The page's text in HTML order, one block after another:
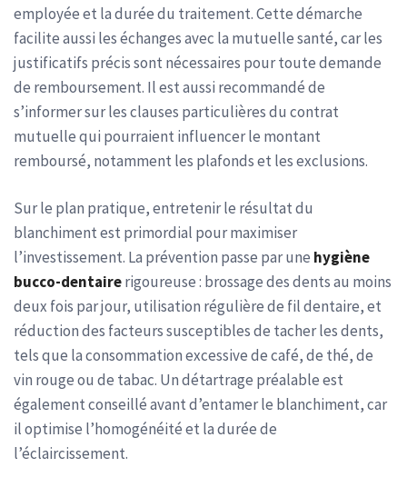
employée et la durée du traitement. Cette démarche
facilite aussi les échanges avec la mutuelle santé, car les
justificatifs précis sont nécessaires pour toute demande
de remboursement. Il est aussi recommandé de
s’informer sur les clauses particulières du contrat
mutuelle qui pourraient influencer le montant
remboursé, notamment les plafonds et les exclusions.
Sur le plan pratique, entretenir le résultat du
blanchiment est primordial pour maximiser
l’investissement. La prévention passe par une hygiène
bucco-dentairerigoureuse : brossage des dents au moins
deux fois par jour, utilisation régulière de fil dentaire, et
réduction des facteurs susceptibles de tacher les dents,
tels que la consommation excessive de café, de thé, de
vin rouge ou de tabac. Un détartrage préalable est
également conseillé avant d’entamer le blanchiment, car
il optimise l’homogénéité et la durée de
l’éclaircissement.